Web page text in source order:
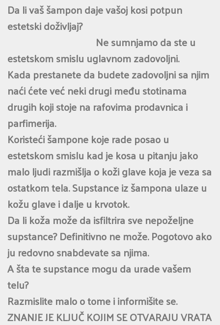
Da li vaš šampon daje vašoj kosi potpun
estetski doživljaj?
Ne sumnjamo da ste u
estetskom smislu uglavnom zadovoljni.
Kada prestanete da budete zadovoljni sa njim
naći ćete već neki drugi među stotinama
drugih koji stoje na rafovima prodavnica i
parfimerija.
Koristeći šampone koje rade posao u
estetskom smislu kad je kosa u pitanju jako
malo ljudi razmišlja o koži glave koja je veza sa
ostatkom tela. Supstance iz šampona ulaze u
kožu glave i dalje u krvotok.
Da li koža može da isfiltrira sve nepoželjne
supstance? Definitivno ne može. Pogotovo ako
ju redovno snabdevate sa njima.
A šta te supstance mogu da urade vašem
telu?
Razmislite malo o tome i informišite se.
ZNANJE JE KLJUČ KOJIM SE OTVARAJU VRATA